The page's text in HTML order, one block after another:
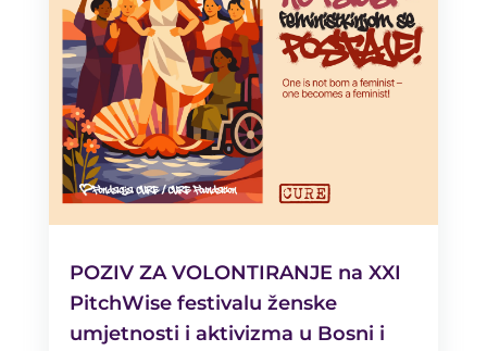
POZIV ZA VOLONTIRANJE na XXI
PitchWise festivalu ženske
umjetnosti i aktivizma u Bosni i